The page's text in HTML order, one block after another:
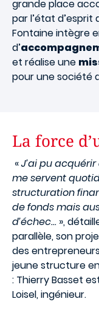
grande place
par l’état
Fontaine intègre
d’
et réalise une
pour une société
La force
«J’ai pu
me servent
structuration
de fonds mais
d’échec… »,
parallèle, son
des
jeune structure
: Thierry Basset
Loisel, ingénieur.